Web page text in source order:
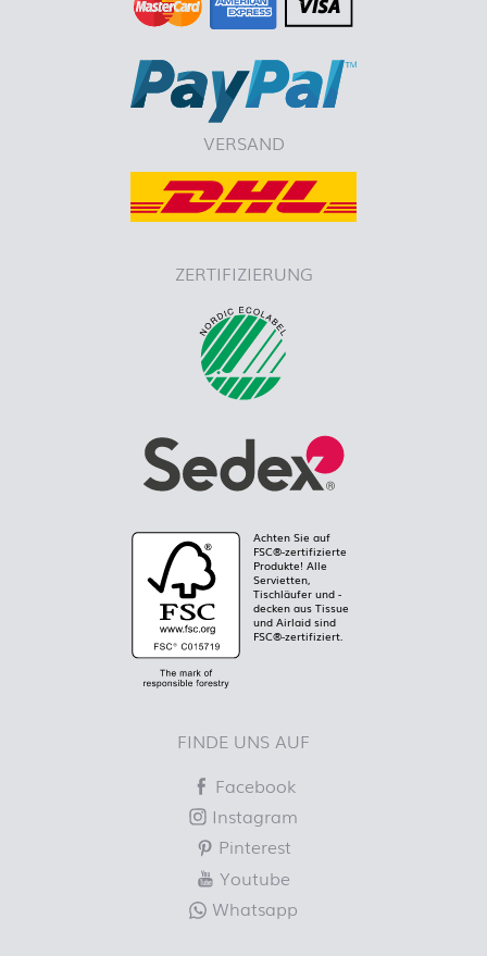
VERSAND
ZERTIFIZIERUNG
Achten Sie auf
FSC®-zertifizierte
Produkte! Alle
Servietten,
Tischläufer und -
decken aus Tissue
und Airlaid sind
FSC®-zertifiziert.
FINDE UNS AUF
Facebook
Instagram
Pinterest
Youtube
Whatsapp